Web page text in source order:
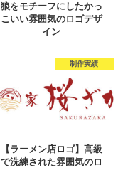
狼をモチーフにしたかっ
こいい雰囲気のロゴデザ
イン
制作実績
【ラーメン店ロゴ】高級
で洗練された雰囲気のロ